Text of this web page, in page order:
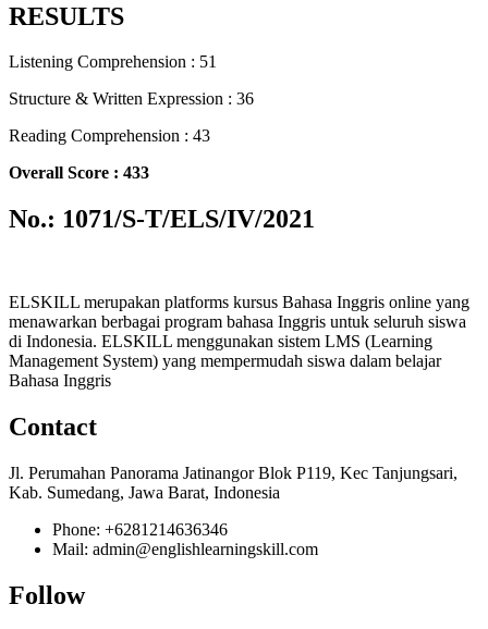
RESULTS
Listening Comprehension : 51
Structure & Written Expression : 36
Reading Comprehension : 43
Overall Score : 433
No.: 1071/S-T/ELS/IV/2021
ELSKILL merupakan platforms kursus Bahasa Inggris online yang
menawarkan berbagai program bahasa Inggris untuk seluruh siswa
di Indonesia. ELSKILL menggunakan sistem LMS (Learning
Management System) yang mempermudah siswa dalam belajar
Bahasa Inggris
Contact
Jl. Perumahan Panorama Jatinangor Blok P119, Kec Tanjungsari,
Kab. Sumedang, Jawa Barat, Indonesia
Phone: +6281214636346
Mail: admin@englishlearningskill.com
Follow